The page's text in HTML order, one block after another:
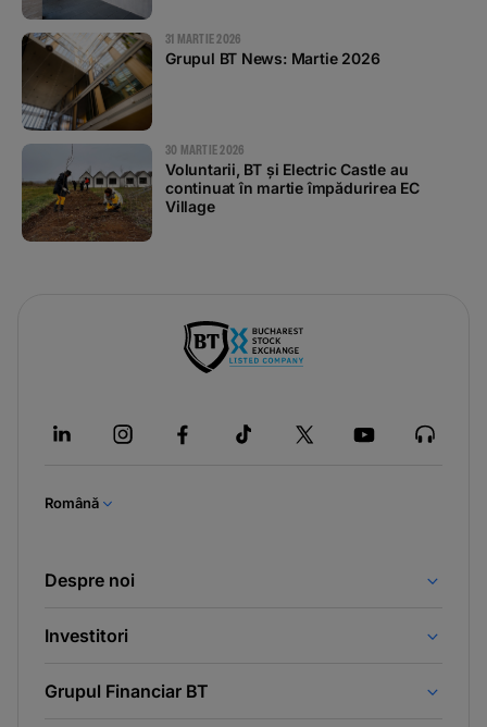
31 MARTIE 2026
Grupul BT News: Martie 2026
30 MARTIE 2026
Voluntarii, BT și Electric Castle au
continuat în martie împădurirea EC
Village
Română
Despre noi
Investitori
Grupul Financiar BT